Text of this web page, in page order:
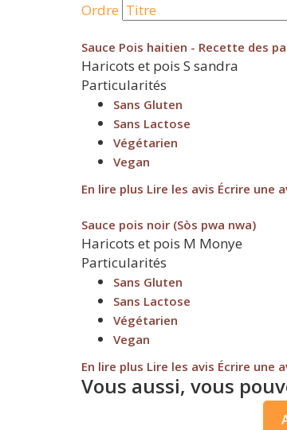
Ordre
Sauce Pois haitien - Recette des
Haricots et pois S sandra
Particularités
Sans Gluten
Sans Lactose
Végétarien
Vegan
En lire plus Lire les avis Écrire une
Sauce pois noir (Sòs pwa nwa)
Haricots et pois M Monye
Particularités
Sans Gluten
Sans Lactose
Végétarien
Vegan
En lire plus Lire les avis Écrire une
Vous aussi, vous